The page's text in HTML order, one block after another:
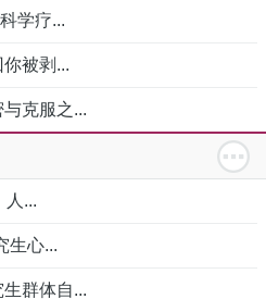
学疗...
被剥...
克服之...
人...
生心...
群体自...